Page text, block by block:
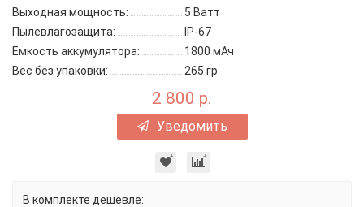
Выходная мощность:
5 Ватт
Пылевлагозащита:
IP-67
Ёмкость аккумулятора:
1800 мАч
Вес без упаковки:
265 гр
2 800 р.
Уведомить
В комплекте дешевле: